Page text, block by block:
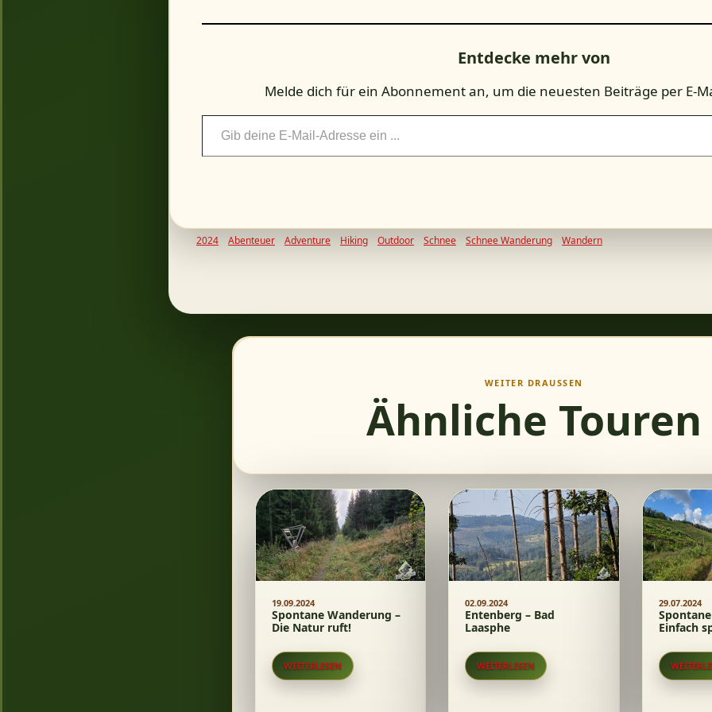
Entdecke mehr von
Melde dich für ein Abonnement an, um die neuesten Beiträge per E-
ein ...
2024 Abenteuer Adventure Hiking Outdoor Schnee Schnee Wanderung Wandern
WEITER DRAUSSEN
Ähnliche Touren
19.09.2024
Spontane Wanderung –
Die Natur ruft!
WEITERLESEN
02.09.2024
Entenberg – Bad
Laasphe
WEITERLESEN
29.07.2024
Einfach